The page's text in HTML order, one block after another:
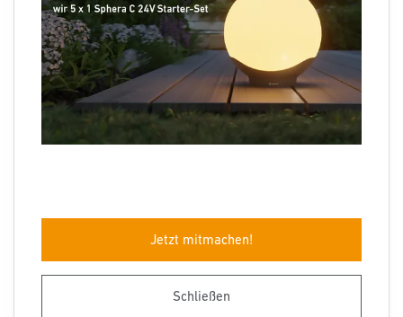
Schließen
Jetzt mitmachen!
Sprachauswahl
Herstellergarantie
Entsorgungshinweise